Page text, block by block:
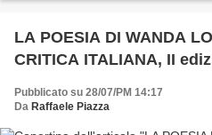
LA POESIA DI WANDA
CRITICA ITALIANA, II
Pubblicato su 28/07/PM 14:17
Da Raffaele Piazza